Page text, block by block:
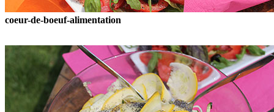
coeur-de-boeuf-alimentation